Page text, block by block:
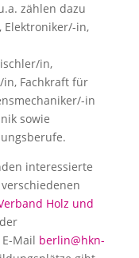
zählen dazu
in,
in,
Fachkraft für
in
sowie
interessierte
Holz und
Mail berlin@hkn-